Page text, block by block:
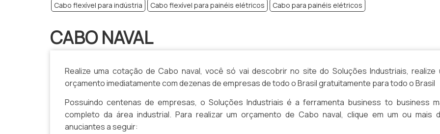
Cabo flexível para indústria Cabo flexível para painéis elétricos Cabo para painéis elétricos
CABO NAVAL
Realize uma cotação de Cabo naval, você só vai descobrir no site do Soluções Industriais, realize
orçamento imediatamente com dezenas de empresas de todo o Brasil gratuitamente para todo o Brasil
Possuindo centenas de empresas, o Soluções Industriais é a ferramenta business to business
completo da área industrial. Para realizar um orçamento de Cabo naval, clique em um ou mais
anuciantes a seguir: